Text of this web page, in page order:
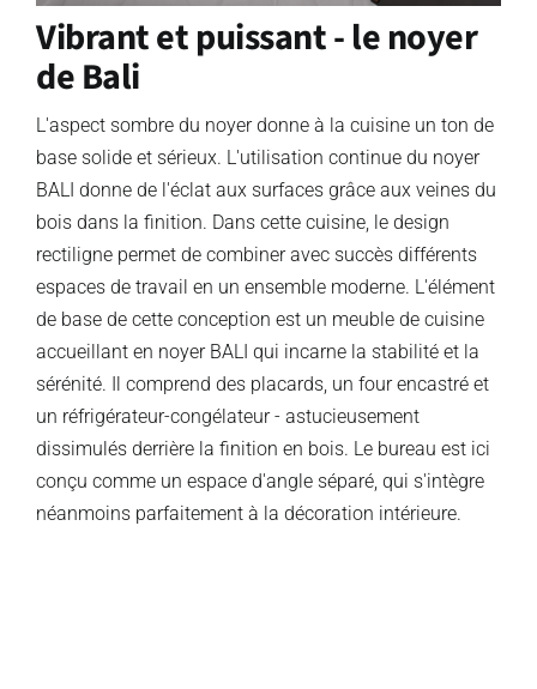
Vibrant et puissant - le noyer
de Bali
L'aspect sombre du noyer donne à la cuisine un ton de
base solide et sérieux. L'utilisation continue du noyer
BALI donne de l'éclat aux surfaces grâce aux veines du
bois dans la finition. Dans cette cuisine, le design
rectiligne permet de combiner avec succès différents
espaces de travail en un ensemble moderne. L'élément
de base de cette conception est un meuble de cuisine
accueillant en noyer BALI qui incarne la stabilité et la
sérénité. Il comprend des placards, un four encastré et
un réfrigérateur-congélateur - astucieusement
dissimulés derrière la finition en bois. Le bureau est ici
conçu comme un espace d'angle séparé, qui s'intègre
néanmoins parfaitement à la décoration intérieure.